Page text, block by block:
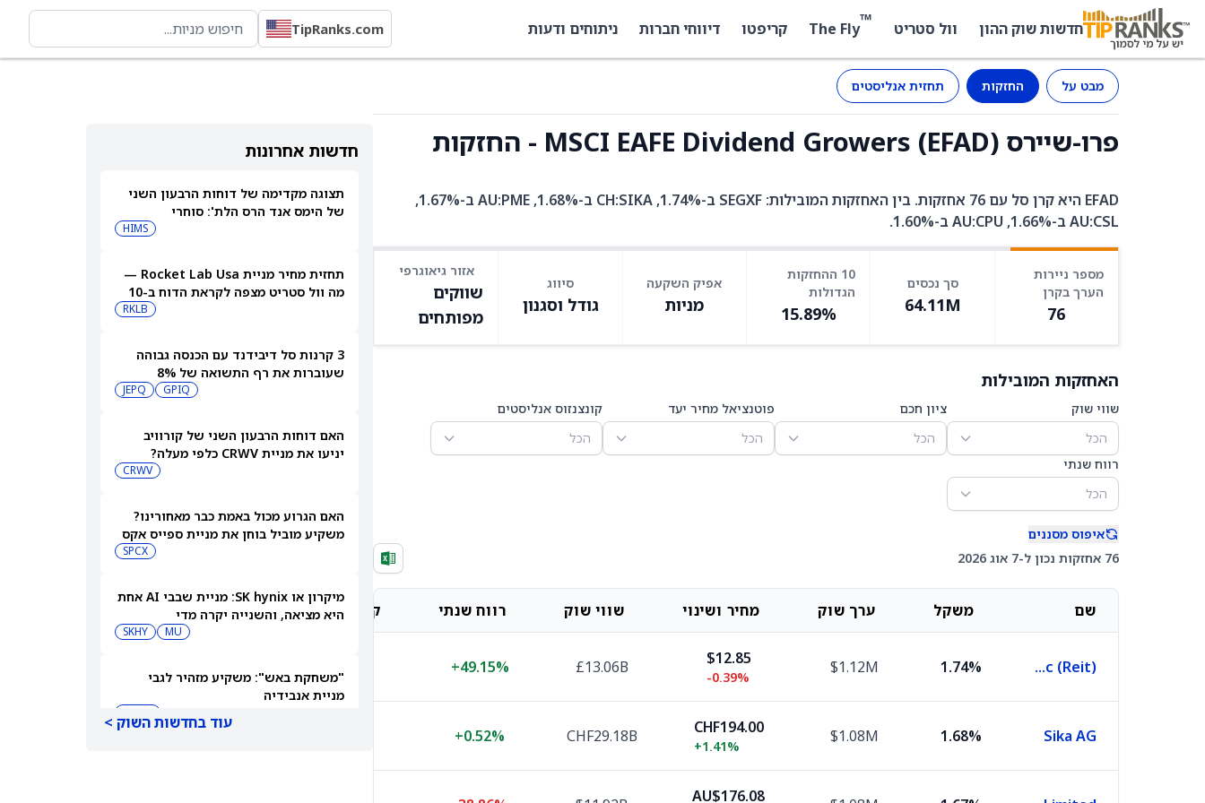
חדשות שוק ההון וול סטריט ™
The Fly קריפטו דיווחי חברות ניתוחים ודעות TipRanks.com
מבט על החזקות תחזית אנליסטים
פרו-שיירס MSCI EAFE Dividend Growers (EFAD) - החזקות
EFAD היא קרן סל עם 76 אחזקות. בין האחזקות המובילות: SEGXF ב-1.74%, CH:SIKA ב-1.68%, AU:PME ב-1.67%,
AU:CSL ב-1.66%, AU:CPU ב-1.60%.
מספר ניירות
הערך בקרן
76
סך נכסים
64.11M
10 ההחזקות
הגדולות
15.89%
אפיק השקעה
מניות
סיווג
גודל וסגנון
אזור גיאוגרפי
שווקים
מפותחים
האחזקות המובילות
שווי שוק
הכל
ציון חכם
הכל
פוטנציאל מחיר יעד
הכל
קונצנזוס אנליסטים
הכל
רווח שנתי
הכל
איפוס מסננים
76 אחזקות נכון ל-7 אוג 2026
שם משקל ערך שוק מחיר ושינוי שווי שוק רווח שנתי קונצנזוס אנליסטים מחיר יעד אנליסטים
Segro Plc (Reit)
1.74%
$1.12M
$12.85
-0.39%
£13.06B
+49.15%
Sika AG
1.68%
$1.08M
CHF194.00
+1.41%
CHF29.18B
+0.52%
CHF200.58
AU$176.08
חדשות אחרונות
תצוגה מקדימה של דוחות הרבעון השני
של הימס אנד הרס הלת': סוחרי
האופציות נערכים לתנועה של 14.5%HIMS
תחזית מחיר מניית Rocket Lab Usa —
מה וול סטריט מצפה לקראת הדוח ב-10
RKLB
3 קרנות סל דיבידנד עם הכנסה גבוהה
שעוברות את רף התשואה של 8%
GPIQ
JEPQ
האם דוחות הרבעון השני של קורוויב
יניעו את מניית CRWV כלפי מעלה?
CRWV
האם הגרוע מכול באמת כבר מאחורינו?
משקיע מוביל בוחן את מניית ספייס אקס
SPCX
מיקרון או SK hynix: מניית שבבי AI אחת
היא מציאה, והשנייה יקרה מדי
MU
SKHY
"משחקת באש": משקיע מזהיר לגבי
מניית אנבידיה
עוד בחדשות השוק >